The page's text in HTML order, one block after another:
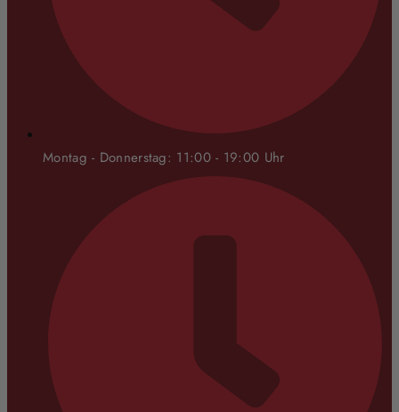
Montag - Donnerstag: 11:00 - 19:00 Uhr